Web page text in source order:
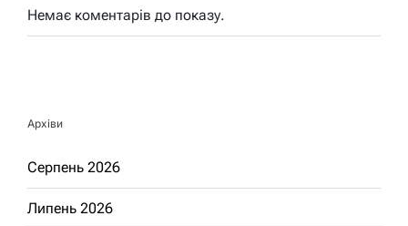
Немає коментарів до показу.
Архіви
Серпень 2026
Липень 2026